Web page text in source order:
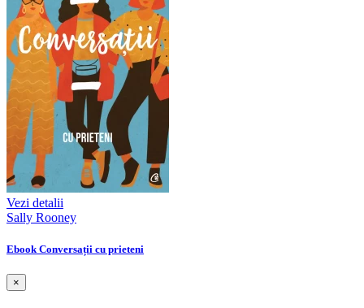
Vezi detalii
Sally Rooney
Ebook Conversații cu prieteni
×